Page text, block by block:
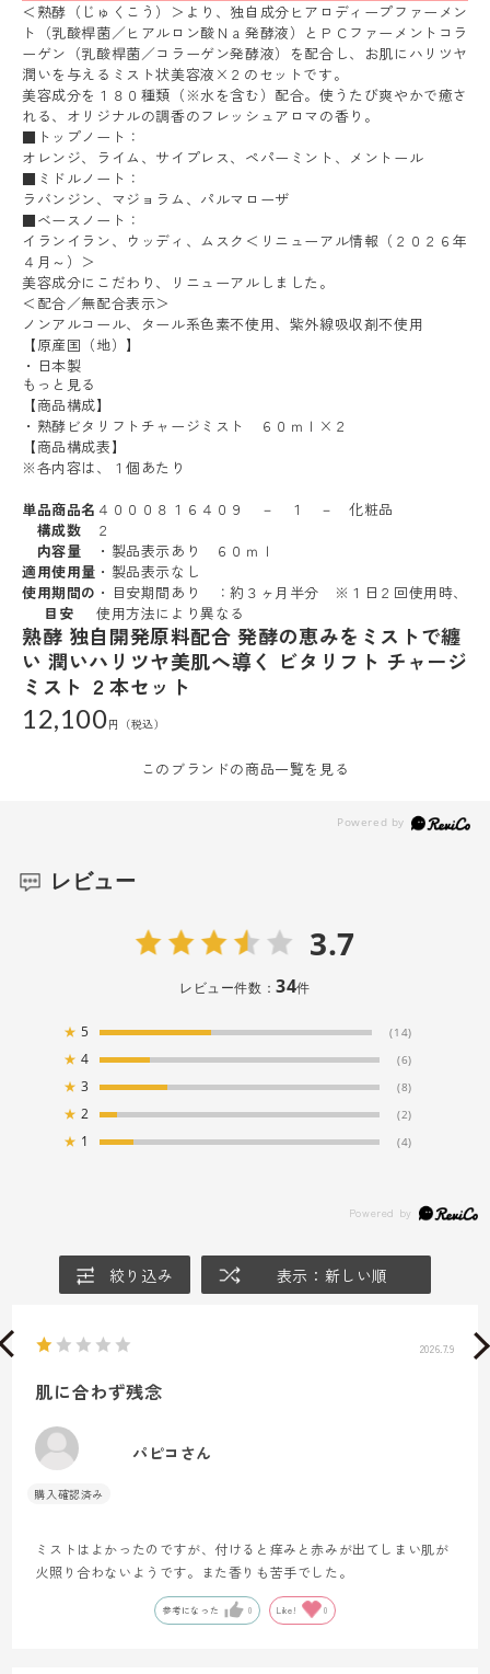
熟酵 独自開発原料配合 発酵の恵みをミストで纏
い 潤いハリツヤ美肌へ導く ビタリフト チャージ
ミスト ２本セット
12,100
このブランドの商品一覧を見る
＜熟酵（じゅくこう）＞より、独自成分ヒアロディープファーメン
ト（乳酸桿菌／ヒアルロン酸Ｎａ発酵液）とＰＣファーメントコラ
ーゲン（乳酸桿菌／コラーゲン発酵液）を配合し、お肌にハリツヤ
潤いを与えるミスト状美容液×２のセットです。
美容成分を１８０種類（※水を含む）配合。使うたび爽やかで癒さ
れる、オリジナルの調香のフレッシュアロマの香り。
■トップノート：
オレンジ、ライム、サイプレス、ペパーミント、メントール
■ミドルノート：
ラバンジン、マジョラム、パルマローザ
■ベースノート：
イランイラン、ウッディ、ムスク＜リニューアル情報（２０２６年
４月～）＞
美容成分にこだわり、リニューアルしました。
＜配合／無配合表示＞
ノンアルコール、タール系色素不使用、紫外線吸収剤不使用
【原産国（地）】
・日本製
もっと見る
【商品構成】
・熟酵ビタリフトチャージミスト ６０ｍｌ×２
【商品構成表】
※各内容は、１個あたり
単品商品名 ４０００８１６４０９ － １ － 化粧品
構成数
２
内容量
・製品表示あり ６０ｍｌ
適用使用量 ・製品表示なし
使用期間の
目安
・目安期間あり ：約３ヶ月半分 ※１日２回使用時、
使用方法により異なる
レビュー
3.7
レビュー件数：34件
★ 5 (14)
★ 4 (6)
★ 3 (8)
★ 2 (2)
★ 1 (4)
絞り込み 表示：新しい順
2026.7.9
肌に合わず残念
パピコさん
ミストはよかったのですが、付けると痒みと赤みが出てしまい肌が
火照り合わないようです。また香りも苦手でした。
参考になった 0 Like! 0